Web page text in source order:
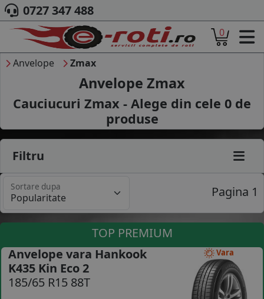
ACASA
DESPRE NOI
ANVELOPE
AUTO
CAMION
MOTO
AGROINDUSTRIALE
MARCA AUTO
B2B - COLABORARE COMPANII
CONTACT
COS (
0727 347 488
0
Anvelope Zmax
Anvelope Zmax
Cauciucuri Zmax - Alege din cele 0 de
produse
Filtru
Sortare dupa Pagina 1
TOP PREMIUM
Vara
Anvelope vara Hankook
K435 Kin Eco 2
185/65 R15 88T